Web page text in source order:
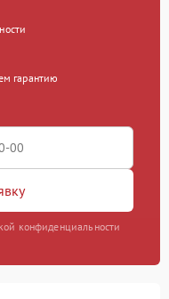
гарантию
конфиденциальности